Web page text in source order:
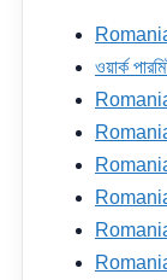
ওয়ার্ক